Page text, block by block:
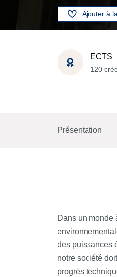
Ajouter à
ECTS
120
Présentation
Dans un monde
des puissances
notre société
progrès